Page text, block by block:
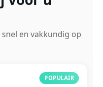
en vakkundig op
POPULAIR